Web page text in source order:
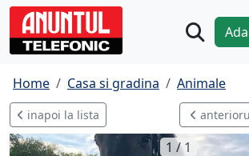
Home Casa si gradina Animale
inapoi la lista
1 / 1